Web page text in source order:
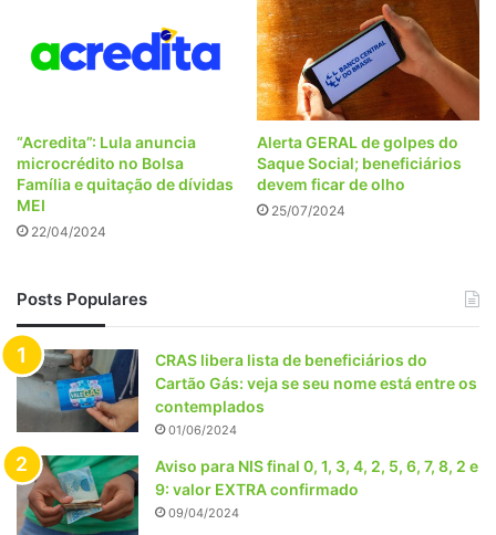
“Acredita”: Lula anuncia
microcrédito no Bolsa
Família e quitação de dívidas
MEI
22/04/2024
Alerta GERAL de golpes do
Saque Social; beneficiários
devem ficar de olho
25/07/2024
Posts Populares
CRAS libera lista de beneficiários do
Cartão Gás: veja se seu nome está entre os
contemplados
01/06/2024
Aviso para NIS final 0, 1, 3, 4, 2, 5, 6, 7, 8, 2 e
9: valor EXTRA confirmado
09/04/2024